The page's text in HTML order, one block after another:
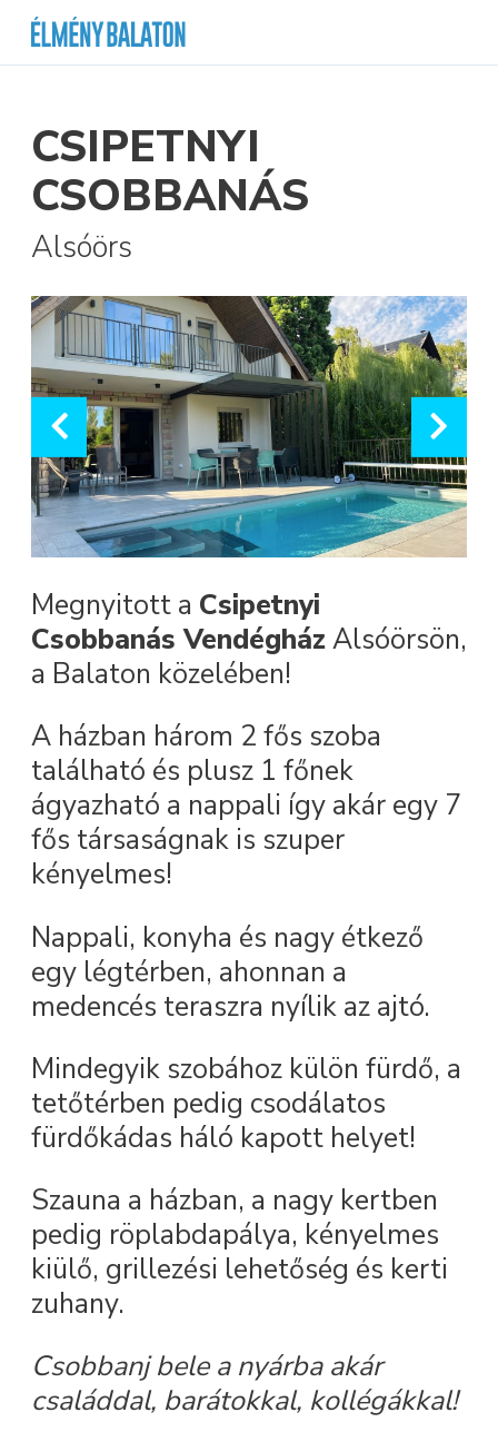
CSIPETNYI
CSOBBANÁS
Alsóörs
Megnyitott a Csipetnyi
Csobbanás VendégházAlsóörsön,
a Balaton közelében!
A házban három 2 fős szoba
található és plusz 1 főnek
ágyazható a nappali így akár egy 7
fős társaságnak is szuper
kényelmes!
Nappali, konyha és nagy étkező
egy légtérben, ahonnan a
medencés teraszra nyílik az ajtó.
Mindegyik szobához külön fürdő, a
tetőtérben pedig csodálatos
fürdőkádas háló kapott helyet!
Szauna a házban, a nagy kertben
pedig röplabdapálya, kényelmes
kiülő, grillezési lehetőség és kerti
zuhany.
Csobbanj bele a nyárba akár
családdal, barátokkal, kollégákkal!